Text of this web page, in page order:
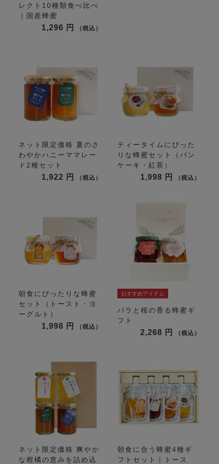
レクト10種類食べ比べ
｜国産蜂蜜
1,296 税込
ネット限定価格
夏のさ
わやかハニーママレー
ド2種セット
1,922 税込
ティータイムにぴった
りな蜂蜜セット（パン
ケーキ・紅茶）
1,998 税込
朝食にぴったりな蜂蜜
セット（トースト・ヨ
ーグルト）
1,998 税込
おすすめアイテム
バラと桜の香る蜂蜜ギ
フト
2,268 税込
ネット限定価格 爽やか
な柑橘の恵みを詰め込
朝食に合う蜂蜜4種ギ
フトセット｜トース